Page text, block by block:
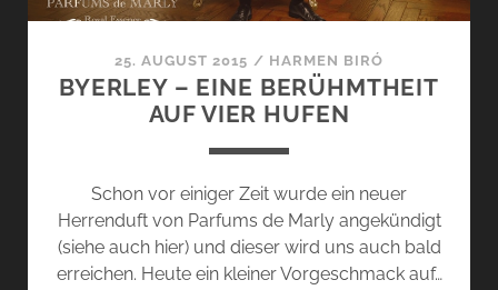
25. AUGUST 2015 / HARMEN BIRÓ
BYERLEY – EINE BERÜHMTHEIT
AUF VIER HUFEN
Schon vor einiger Zeit wurde ein neuer
Herrenduft von Parfums de Marly angekündigt
(siehe auch hier) und dieser wird uns auch bald
erreichen. Heute ein kleiner Vorgeschmack auf…